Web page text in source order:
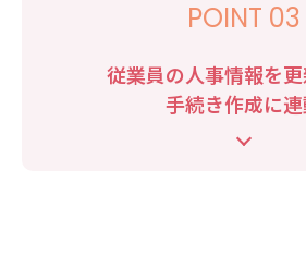
POINT 03
従業員の人事情報を
手続き作成に